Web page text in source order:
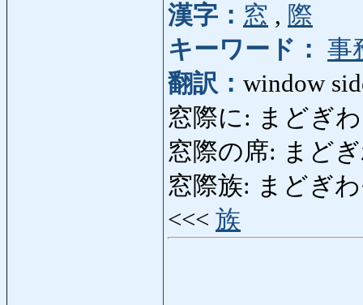
漢字： 窓 , 際
キーワード： 事
翻訳： window
窓際に: まどぎ
窓際の席: まど
窓際族: まどぎわ
<<< 族